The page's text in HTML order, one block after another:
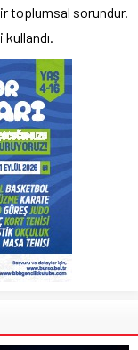
toplumsal sorundur.